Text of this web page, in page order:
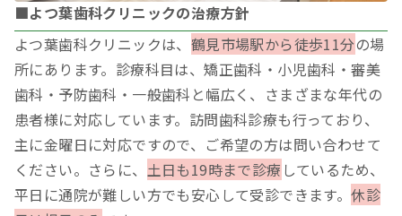
■よつ葉歯科クリニックの治療方針
よつ葉歯科クリニックは、 鶴見市場駅から徒歩11分の場
所にあります。診療科目は、矯正歯科・小児歯科・審美
歯科・予防歯科・一般歯科と幅広く、さまざまな年代の
患者様に対応しています。訪問歯科診療も行っており、
主に金曜日に対応ですので、ご希望の方は問い合わせて
ください。さらに、 土日も19時まで診療 しているため、
平日に通院が難しい方でも安心して受診できます。休診